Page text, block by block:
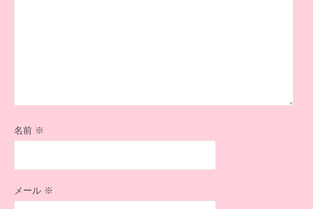
名前 ※
メール ※